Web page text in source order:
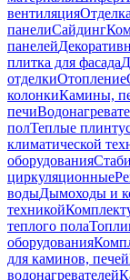
вентиляция
панелиСайдинг
панелей
плитка для фасада
отделкиОтопление
колонкиКамины,
печи
полТеплые
климатической
оборудования
циркуляционные
водыДымоходы и
техникой
теплого пола
оборудования
для каминов, печей
водонагревателей